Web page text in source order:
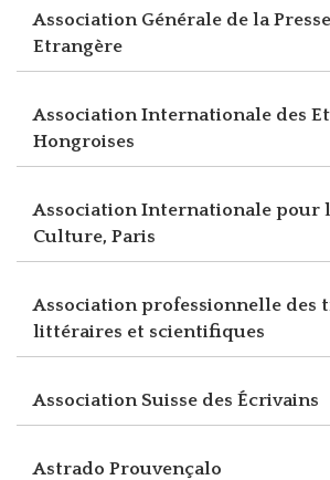
Association Générale de la
Etrangère
Association Internationale des
Hongroises
Association Internationale pour
Culture, Paris
Association professionnelle des
littéraires et scientifiques
Association Suisse des Écrivains
Astrado Prouvençalo